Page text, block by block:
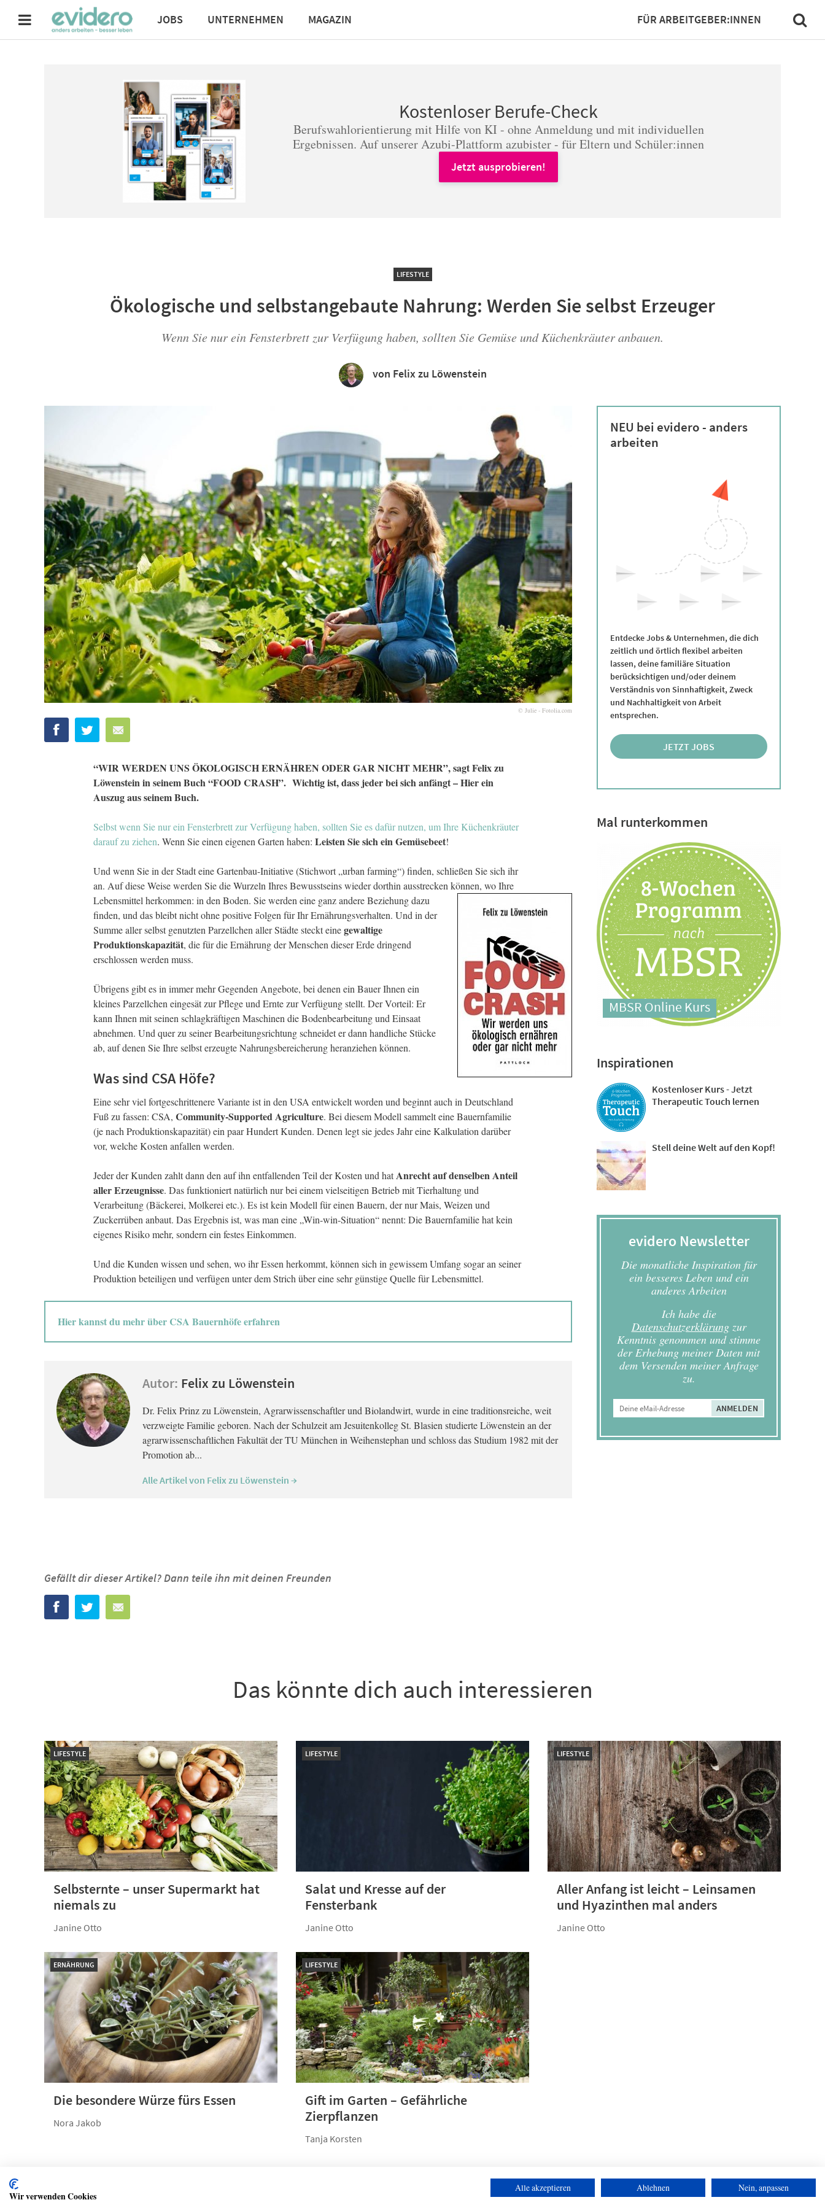
JOBS UNTERNEHMEN MAGAZIN FÜR ARBEITGEBER:INNEN
Kostenloser Berufe-Check
Berufswahlorientierung mit Hilfe von KI - ohne Anmeldung und mit individuellen
Ergebnissen. Auf unserer Azubi-Plattform azubister - für Eltern und Schüler:innen
Jetzt ausprobieren!
LIFESTYLE
Ökologische und selbstangebaute Nahrung: Werden Sie selbst Erzeuger
Wenn Sie nur ein Fensterbrett zur Verfügung haben, sollten Sie Gemüse und Küchenkräuter anbauen.
von Felix zu Löwenstein
© Julie - Fotolia.com
“WIR WERDEN UNS ÖKOLOGISCH ERNÄHREN ODER GAR NICHT MEHR”, sagt Felix zu
Löwenstein in seinem Buch “FOOD CRASH”. Wichtig ist, dass jeder bei sich anfängt –Hier ein
Auszug aus seinem Buch.
Selbst wenn Sie nur ein Fensterbrett zur Verfügung haben, sollten Sie es dafür nutzen, um Ihre Küchenkräuter
darauf zu ziehen. Wenn Sie einen eigenen Garten haben: Leisten Sie sich ein Gemüsebeet!
Und wenn Sie in der Stadt eine Gartenbau-Initiative (Stichwort „urban farming“) finden, schließen Sie sich ihr
an. Auf diese Weise werden Sie die Wurzeln Ihres Bewusstseins wieder dorthin ausstrecken können, wo Ihre
Lebensmittel herkommen: in den Boden. Sie werden eine ganz andere Beziehung dazu
finden, und das bleibt nicht ohne positive Folgen für Ihr Ernährungsverhalten. Und in der
Summe aller selbst genutzten Parzellchen aller Städte steckt einegewaltige
Produktionskapazität, die für die Ernährung der Menschen dieser Erde dringend
erschlossen werden muss.
Übrigens gibt es in immer mehr Gegenden Angebote, bei denen ein Bauer Ihnen ein
kleines Parzellchen eingesät zur Pflege und Ernte zur Verfügung stellt. Der Vorteil: Er
kann Ihnen mit seinen schlagkräftigen Maschinen die Bodenbearbeitung und Einsaat
abnehmen. Und quer zu seiner Bearbeitungsrichtung schneidet er dann handliche Stücke
ab, auf denen Sie Ihre selbst erzeugte Nahrungsbereicherung heranziehen können.
Was sind CSA Höfe?
Eine sehr viel fortgeschrittenere Variante ist in den USA entwickelt worden und beginnt auch in Deutschland
Fuß zu fassen: CSA, Community-Supported Agriculture. Bei diesem Modell sammelt eine Bauernfamilie
(je nach Produktionskapazität) ein paar Hundert Kunden. Denen legt sie jedes Jahr eine Kalkulation darüber
vor, welche Kosten anfallen werden.
Jeder der Kunden zahlt dann den auf ihn entfallenden Teil der Kosten und hatAnrecht auf denselben Anteil
aller Erzeugnisse. Das funktioniert natürlich nur bei einem vielseitigen Betrieb mit Tierhaltung und
Verarbeitung (Bäckerei, Molkerei etc.). Es ist kein Modell für einen Bauern, der nur Mais, Weizen und
Zuckerrüben anbaut. Das Ergebnis ist, was man eine „Win-win-Situation“ nennt: Die Bauernfamilie hat kein
eigenes Risiko mehr, sondern ein festes Einkommen.
Und die Kunden wissen und sehen, wo ihr Essen herkommt, können sich in gewissem Umfang sogar an seiner
Produktion beteiligen und verfügen unter dem Strich über eine sehr günstige Quelle für Lebensmittel.
Hier kannst du mehr über CSA Bauernhöfe erfahren
Autor: Felix zu Löwenstein
Dr. Felix Prinz zu Löwenstein, Agrarwissenschaftler und Biolandwirt, wurde in eine traditionsreiche, weit
verzweigte Familie geboren. Nach der Schulzeit am Jesuitenkolleg St. Blasien studierte Löwenstein an der
agrarwissenschaftlichen Fakultät der TU München in Weihenstephan und schloss das Studium 1982 mit der
Promotion ab...
Alle Artikel von Felix zu Löwenstein →
Gefällt dir dieser Artikel? Dann teile ihn mit deinen Freunden
Das könnte dich auch interessieren
LIFESTYLE
Selbsternte – unser Super­markt hat
niemals zu
Janine Otto
LIFESTYLE
Salat und Kresse auf der
Fensterbank
Janine Otto
LIFESTYLE
Aller Anfang ist leicht – Leinsamen
und Hyazinthen mal anders
Janine Otto
ERNÄHRUNG
Die besondere Würze fürs Essen
Nora Jakob
LIFESTYLE
Gift im Garten – Gefähr­liche
Zierpflanzen
Tanja Korsten
NEU bei evidero - anders
arbeiten
Entdecke Jobs & Unternehmen, die dich
zeitlich und örtlich flexibel arbeiten
lassen, deine familiäre Situation
berücksichtigen und/oder deinem
Verständnis von Sinnhaftigkeit, Zweck
und Nachhaltigkeit von Arbeit
entsprechen.
JETZT JOBS
Mal runterkommen
MBSR Online Kurs
Inspirationen
Kostenloser Kurs - Jetzt
Therapeutic Touch lernen
Stell deine Welt auf den Kopf!
evidero Newsletter
Die monatliche Inspiration für
ein besseres Leben und ein
anderes Arbeiten
Ich habe die
Datenschutzerklärungzur
Kenntnis genommen und stimme
der Erhebung meiner Daten mit
dem Versenden meiner Anfrage
zu.
Wir verwenden Cookies
Alle akzeptieren Ablehnen Nein, anpassen